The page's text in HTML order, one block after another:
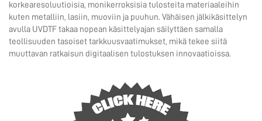
korkearesoluutioisia, monikerroksisia tulosteita materiaaleihin
kuten metalliin, lasiin, muoviin ja puuhun. Vähäisen jälkikäsittelyn
avulla UVDTF takaa nopean käsittelyajan säilyttäen samalla
teollisuuden tasoiset tarkkuusvaatimukset, mikä tekee siitä
muuttavan ratkaisun digitaalisen tulostuksen innovaatioissa.